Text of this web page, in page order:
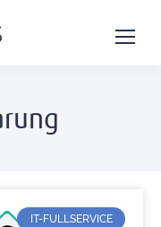
IT-FULLSERVICE